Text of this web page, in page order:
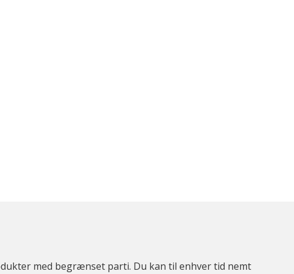
med begrænset parti. Du kan til enhver tid nemt